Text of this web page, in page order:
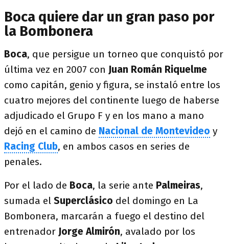
Boca quiere dar un gran paso por
la Bombonera
Boca, que persigue un torneo que conquistó por
última vez en 2007 con Juan Román Riquelme
como capitán, genio y figura, se instaló entre los
cuatro mejores del continente luego de haberse
adjudicado el Grupo F y en los mano a mano
dejó en el camino de Nacional de Montevideo y
Racing Club, en ambos casos en series de
penales.
Por el lado de Boca, la serie ante Palmeiras,
sumada el Superclásico del domingo en La
Bombonera, marcarán a fuego el destino del
entrenador Jorge Almirón, avalado por los